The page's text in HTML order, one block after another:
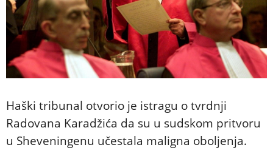
Haški tribunal otvorio je istragu o tvrdnji
Radovana Karadžića da su u sudskom pritvoru
u Sheveningenu učestala maligna oboljenja.